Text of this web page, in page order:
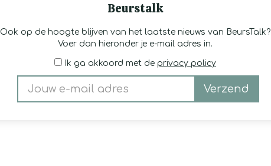
Beurstalk
Ook op de hoogte blijven van het laatste nieuws van BeursTalk?
Voer dan hieronder je e-mail adres in.
Ik ga akkoord met de privacy policy
Verzend